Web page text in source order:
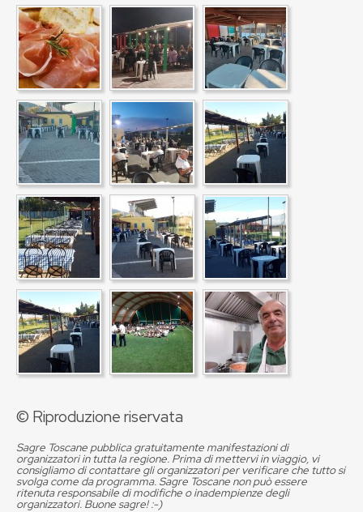
© Riproduzione riservata
Sagre Toscane pubblica gratuitamente manifestazioni di
organizzatori in tutta la regione. Prima di mettervi in viaggio, vi
consigliamo di contattare gli organizzatori per verificare che tutto si
svolga come da programma. Sagre Toscane non può essere
ritenuta responsabile di modifiche o inadempienze degli
organizzatori. Buone sagre! :-)